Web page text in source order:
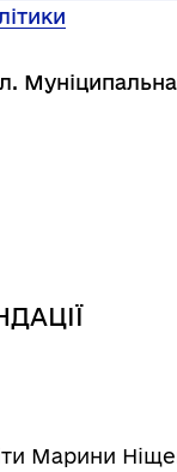
Марини